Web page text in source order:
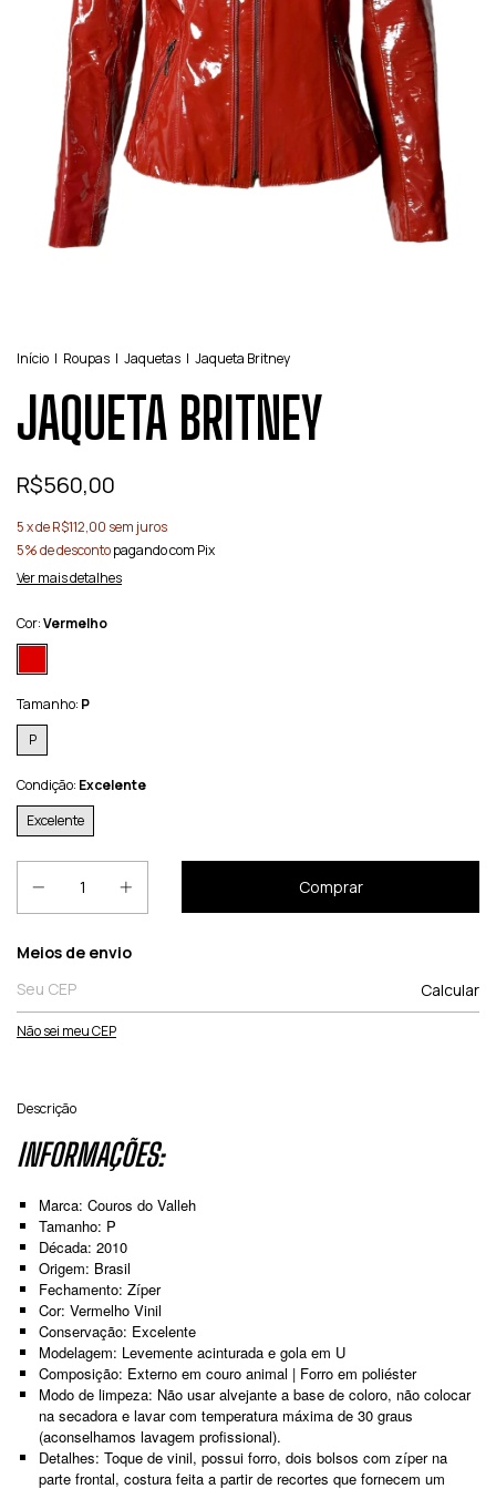
Início | Roupas | Jaquetas | Jaqueta Britney
JAQUETA BRITNEY
R$560,00
5x deR$112,00 sem juros
5% de descontopagando com Pix
Ver mais detalhes
Cor:Vermelho
Tamanho: P
P
Condição: Excelente
Excelente
Entregas para o CEP:
Meios de envio
Calcular
Não sei meu CEP
Descrição
INFORMAÇÕES:
Marca: Couros do Valleh
Tamanho: P
Década: 2010
Origem: Brasil
Fechamento: Zíper
Cor: Vermelho Vinil
Conservação: Excelente
Modelagem: Levemente acinturada e gola em U
Composição: Externo em couro animal | Forro em poliéster
Modo de limpeza: Não usar alvejante a base de coloro, não colocar
na secadora e lavar com temperatura máxima de 30 graus
(aconselhamos lavagem profissional).
Detalhes: Toque de vinil, possui forro, dois bolsos com zíper na
parte frontal, costura feita a partir de recortes que fornecem um